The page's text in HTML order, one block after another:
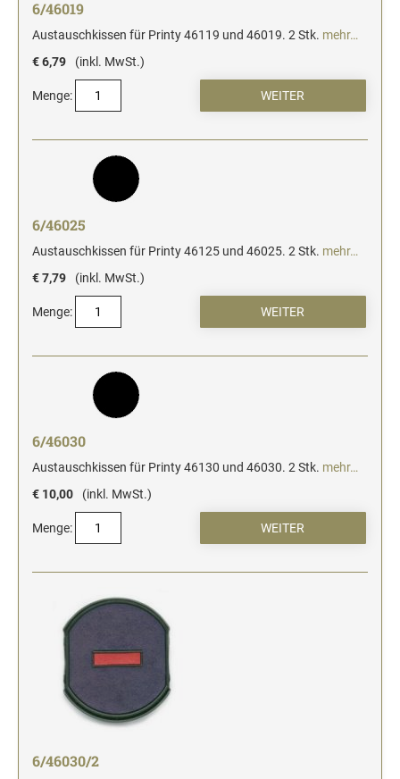
6/46019
Austauschkissen für Printy 46119 und 46019. 2 Stk. mehr…
€ 6,79
(inkl. MwSt.)
Menge:
6/46025
Austauschkissen für Printy 46125 und 46025. 2 Stk. mehr…
€ 7,79
(inkl. MwSt.)
Menge:
6/46030
Austauschkissen für Printy 46130 und 46030. 2 Stk. mehr…
€ 10,00
(inkl. MwSt.)
Menge:
6/46030/2